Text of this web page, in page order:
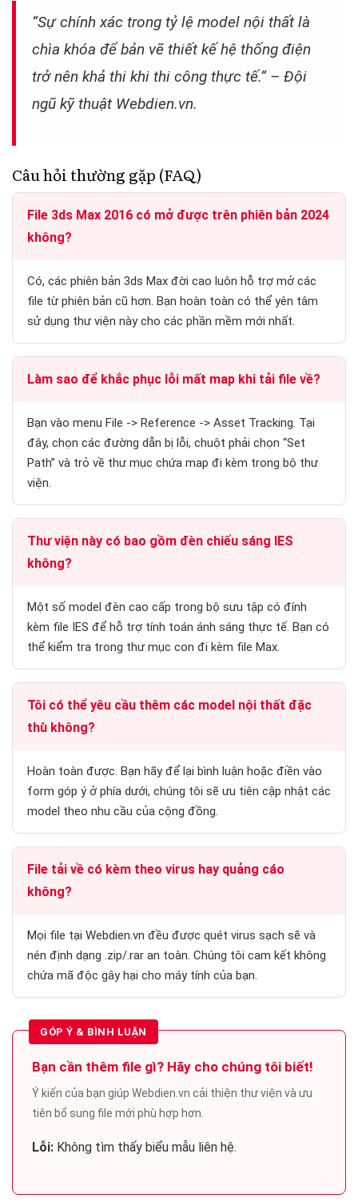
“Sự chính xác trong tỷ lệ model nội thất là
chìa khóa để bản vẽ thiết kế hệ thống điện
trở nên khả thi khi thi công thực tế.” – Đội
ngũ kỹ thuật Webdien.vn.
Câu hỏi thường gặp (FAQ)
File 3ds Max 2016 có mở được trên phiên bản 2024
không?
Có, các phiên bản 3ds Max đời cao luôn hỗ trợ mở các
file từ phiên bản cũ hơn. Bạn hoàn toàn có thể yên tâm
sử dụng thư viện này cho các phần mềm mới nhất.
Làm sao để khắc phục lỗi mất map khi tải file về?
Bạn vào menu File -> Reference -> Asset Tracking. Tại
đây, chọn các đường dẫn bị lỗi, chuột phải chọn “Set
Path” và trỏ về thư mục chứa map đi kèm trong bộ thư
viện.
Thư viện này có bao gồm đèn chiếu sáng IES
không?
Một số model đèn cao cấp trong bộ sưu tập có đính
kèm file IES để hỗ trợ tính toán ánh sáng thực tế. Bạn có
thể kiểm tra trong thư mục con đi kèm file Max.
Tôi có thể yêu cầu thêm các model nội thất đặc
thù không?
Hoàn toàn được. Bạn hãy để lại bình luận hoặc điền vào
form góp ý ở phía dưới, chúng tôi sẽ ưu tiên cập nhật các
model theo nhu cầu của cộng đồng.
File tải về có kèm theo virus hay quảng cáo
không?
Mọi file tại Webdien.vn đều được quét virus sạch sẽ và
nén định dạng .zip/.rar an toàn. Chúng tôi cam kết không
chứa mã độc gây hại cho máy tính của bạn.
GÓP Ý & BÌNH LUẬN
Bạn cần thêm file gì? Hãy cho chúng tôi biết!
Ý kiến của bạn giúp Webdien.vn cải thiện thư viện và ưu
tiên bổ sung file mới phù hợp hơn.
Lỗi: Không tìm thấy biểu mẫu liên hệ.